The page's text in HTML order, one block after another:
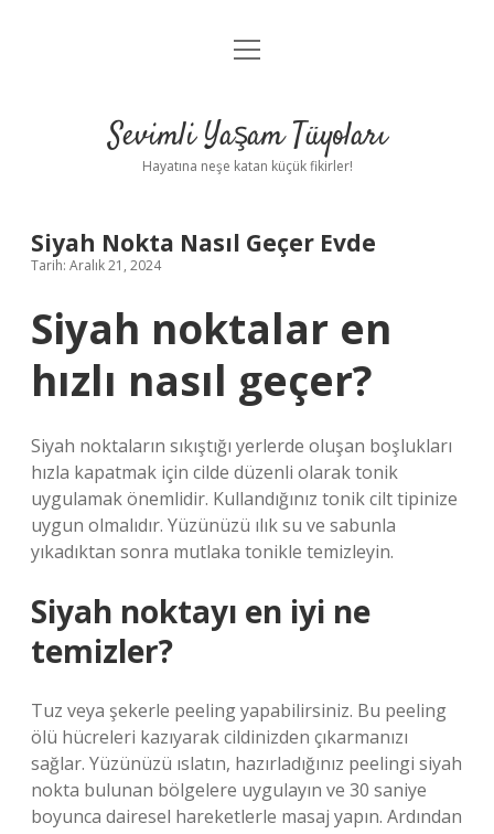
Anasayfa
Yasal Uyarı
menüyü
Sevimli Yaşam Tüyoları
Hayatına neşe katan küçük fikirler!
Siyah Nokta Nasıl Geçer Evde
Tarih: Aralık 21, 2024
Siyah noktalar en
hızlı nasıl geçer?
Siyah noktaların sıkıştığı yerlerde oluşan boşlukları
hızla kapatmak için cilde düzenli olarak tonik
uygulamak önemlidir. Kullandığınız tonik cilt tipinize
uygun olmalıdır. Yüzünüzü ılık su ve sabunla
yıkadıktan sonra mutlaka tonikle temizleyin.
Siyah noktayı en iyi ne
temizler?
Tuz veya şekerle peeling yapabilirsiniz. Bu peeling
ölü hücreleri kazıyarak cildinizden çıkarmanızı
sağlar. Yüzünüzü ıslatın, hazırladığınız peelingi siyah
nokta bulunan bölgelere uygulayın ve 30 saniye
boyunca dairesel hareketlerle masaj yapın. Ardından